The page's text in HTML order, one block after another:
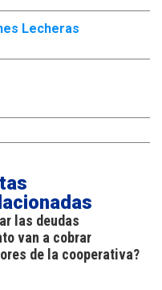
Lecheras
las deudas
van a cobrar
de la cooperativa?